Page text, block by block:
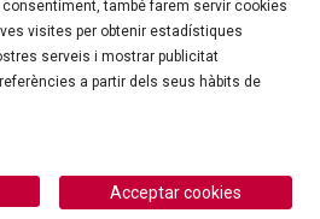
| C/ Tarragona, 81 | 17480 ROSES
consentiment, també farem servir cookies
visites per obtenir estadístiques
serveis i mostrar publicitat
a partir dels seus hàbits de
Acceptar cookies